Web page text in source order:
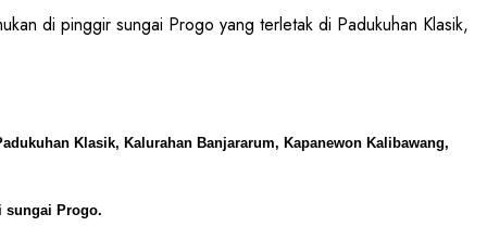
di pinggir sungai Progo yang terletak di Padukuhan Klasik,
Klasik, Kalurahan Banjararum, Kapanewon Kalibawang,
sungai Progo.